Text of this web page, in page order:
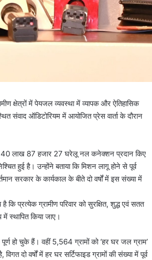
क्षेत्रों में पेयजल व्यवस्था में व्यापक और ऐतिहासिक
संवाद ऑडिटोरियम में आयोजित प्रेस वार्ता के दौरान
40 लाख 87 हजार 27 घरेलू नल कनेक्शन प्रदान किए
हुई है। उन्होंने बताया कि मिशन लागू होने से पूर्व
के कार्यकाल के बीते दो वर्षों में इस संख्या में
कि प्रत्येक ग्रामीण परिवार को सुरक्षित, शुद्ध एवं सतत
स्थापित किया जाए।
हो चुके हैं। वहीं 5,564 ग्रामों को ‘हर घर जल ग्राम’
दो वर्षों में हर घर सर्टिफाइड ग्रामों की संख्या में पूर्व